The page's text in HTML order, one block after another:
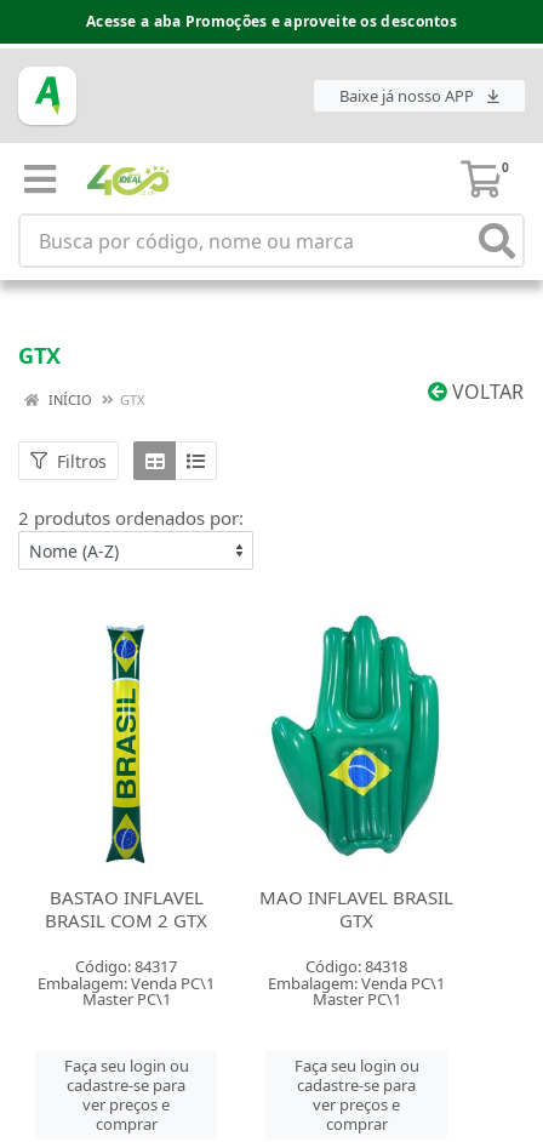
Acesse a aba Promoções e aproveite os descontos
Baixe já nosso APP
0
GTX
VOLTAR
INÍCIO GTX
Filtros
2 produtos ordenados por:
BASTAO INFLAVEL
BRASIL COM 2 GTX
Código: 84317
Embalagem: Venda PC\1
Master PC\1
Faça seu login ou
cadastre-se para
ver preços e
comprar
MAO INFLAVEL BRASIL
GTX
Código: 84318
Embalagem: Venda PC\1
Master PC\1
Faça seu login ou
cadastre-se para
ver preços e
comprar